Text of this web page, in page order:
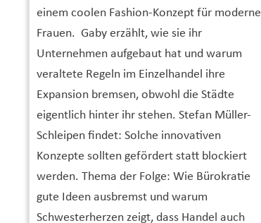
einem coolen Fashion-Konzept für moderne
Frauen. Gaby erzählt, wie sie ihr
Unternehmen aufgebaut hat und warum
veraltete Regeln im Einzelhandel ihre
Expansion bremsen, obwohl die Städte
eigentlich hinter ihr stehen. Stefan Müller-
Schleipen findet: Solche innovativen
Konzepte sollten gefördert statt blockiert
werden. Thema der Folge: Wie Bürokratie
gute Ideen ausbremst und warum
Schwesterherzen zeigt, dass Handel auch